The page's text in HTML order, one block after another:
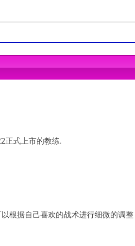
正式上市的教练.
根据自己喜欢的战术进行细微的调